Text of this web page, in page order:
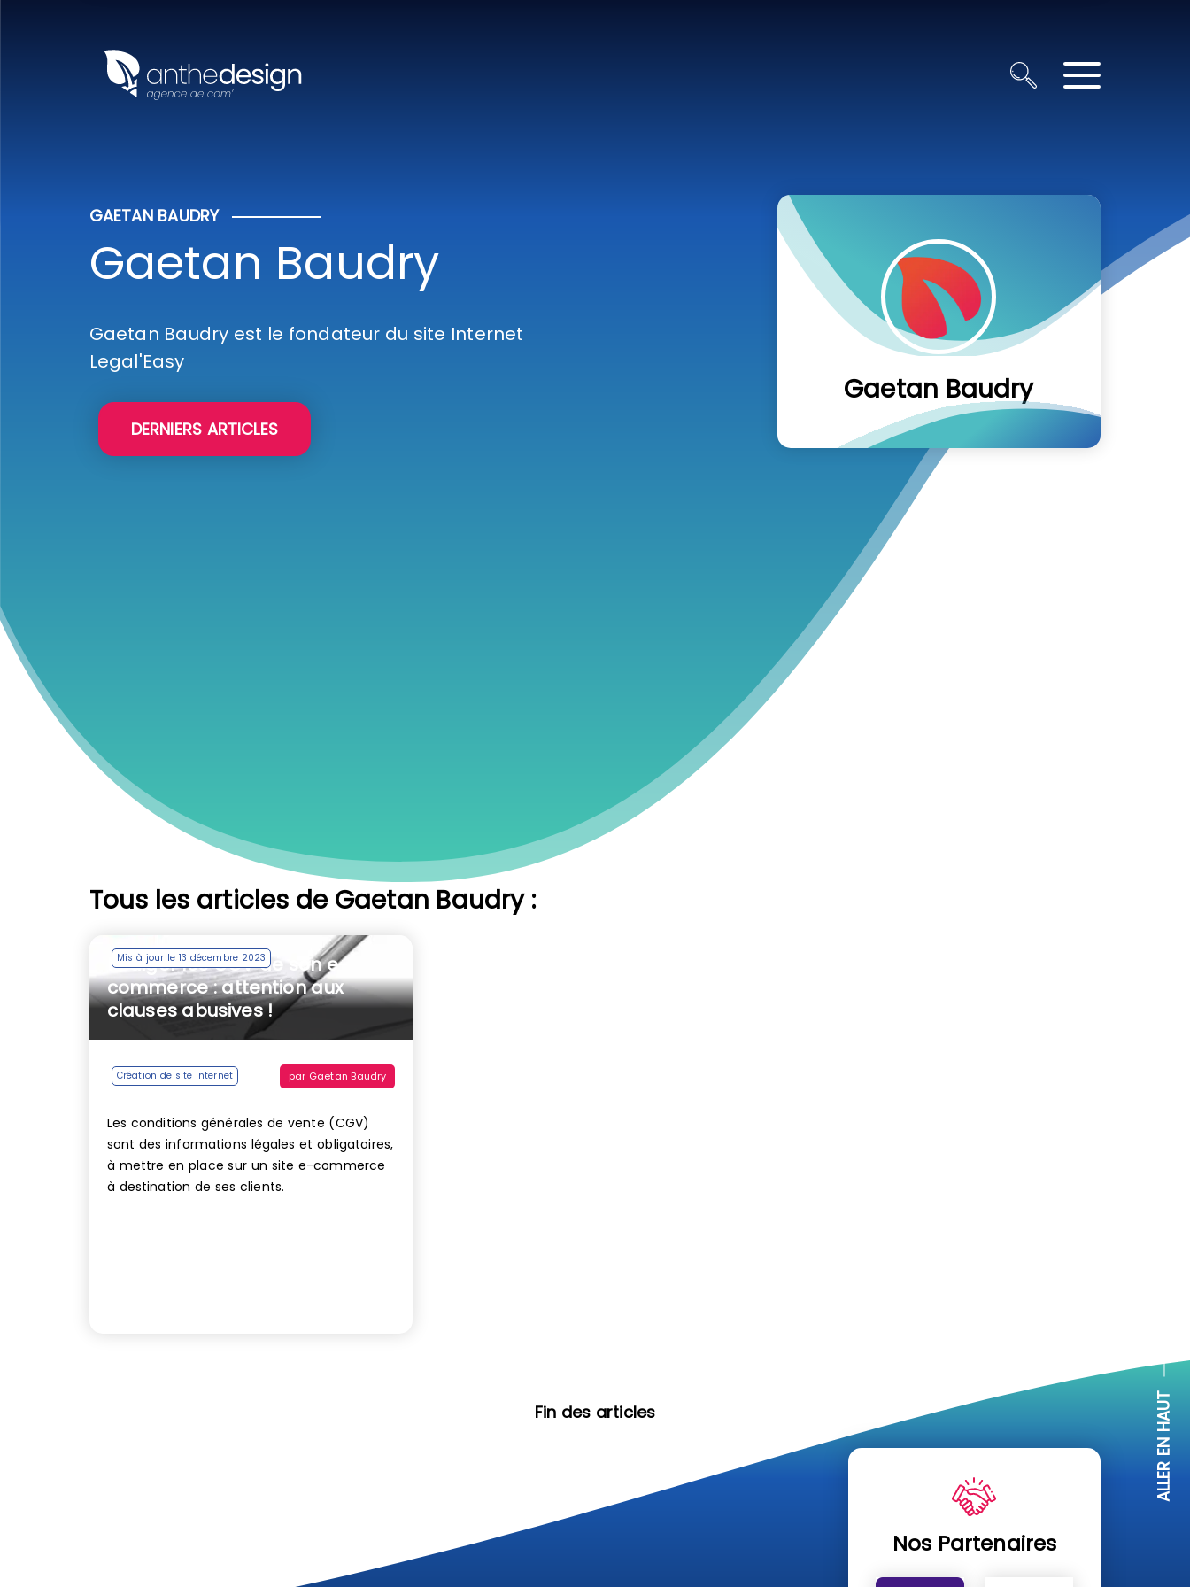
GAETAN BAUDRY
Gaetan Baudry
Gaetan Baudry est le fondateur du site Internet
Legal'Easy
DERNIERS ARTICLES
Gaetan Baudry
Tous les articles de Gaetan Baudry :
Mis à jour le 13 décembre 2023
Rédiger les CGV de son e-
commerce : attention aux
clauses abusives !
Création de site internet par Gaetan Baudry
Les conditions générales de vente (CGV)
sont des informations légales et obligatoires,
à mettre en place sur un site e-commerce
à destination de ses clients.
Fin des articles ALLER EN HAUT
Nos Partenaires